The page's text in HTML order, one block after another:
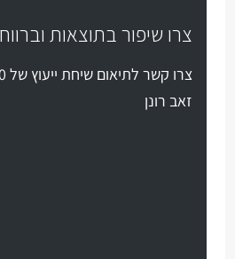
צרו שיפור בתוצאות וברווח
זאב רונן